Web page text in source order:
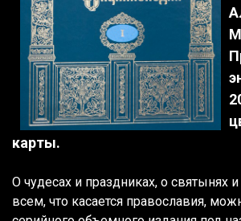
карты.
О чудесах и праздниках, о святынях
всем, что касается православия,